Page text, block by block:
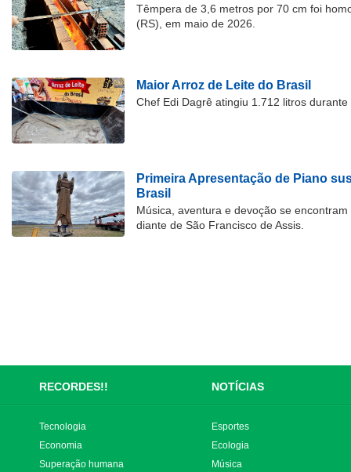
Têmpera de 3,6 metros por 70 cm foi
(RS), em maio de 2026.
Maior Arroz de Leite do Brasil
Chef Edi Dagrê atingiu 1.712 litros
Primeira Apresentação de Piano
Brasil
Música, aventura e devoção se
diante de São Francisco de Assis.
RECORDES!! NOTÍCIAS
Tecnologia
Economia
Superação humana
Esportes
Ecologia
Música